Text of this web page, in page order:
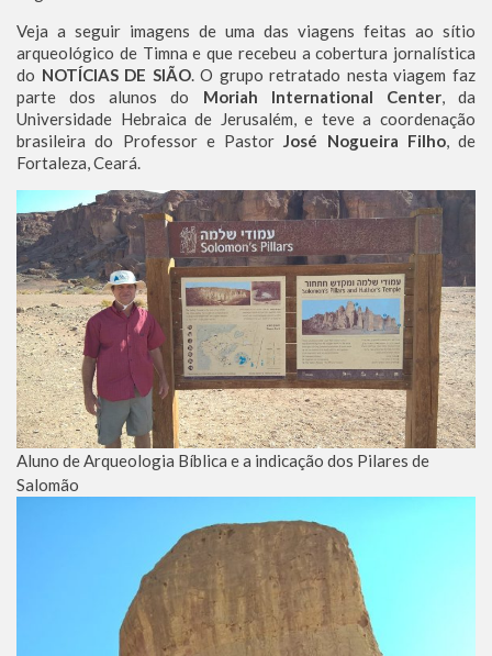
Veja a seguir imagens de uma das viagens feitas ao sítio
arqueológico de Timna e que recebeu a cobertura jornalística
do NOTÍCIAS DE SIÃO. O grupo retratado nesta viagem faz
parte dos alunos do Moriah International Center, da
Universidade Hebraica de Jerusalém, e teve a coordenação
brasileira do Professor e Pastor José Nogueira Filho, de
Fortaleza, Ceará.
Aluno de Arqueologia Bíblica e a indicação dos Pilares de
Salomão